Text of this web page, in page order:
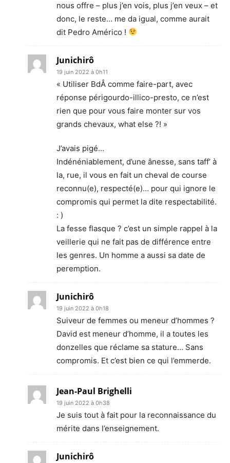
nous offre – plus j’en vois, plus j’en veux – et
donc, le reste… me da igual, comme aurait
dit Pedro Américo !
Junichirô
19 juin 2022 à 0h11
« Utiliser BdÂ comme faire-part, avec
réponse périgourdo-illico-presto, ce n’est
rien que pour vous faire monter sur vos
grands chevaux, what else ?! »
J’avais pigé…
Indénéniablement, d’une ânesse, sans taff’ à
la, rue, il vous en fait un cheval de course
reconnu(e), respecté(e)… pour qui ignore le
compromis qui permet la dite respectabilité.
: )
La fesse flasque ? c’est un simple rappel à la
veillerie qui ne fait pas de différence entre
les genres. Un homme a aussi sa date de
peremption.
Junichirô
19 juin 2022 à 0h18
Suiveur de femmes ou meneur d’hommes ?
David est meneur d’homme, il a toutes les
donzelles que réclame sa stature… Sans
compromis. Et c’est bien ce qui l’emmerde.
Jean-Paul Brighelli
19 juin 2022 à 0h38
Je suis tout à fait pour la reconnaissance du
mérite dans l’enseignement.
Junichirô